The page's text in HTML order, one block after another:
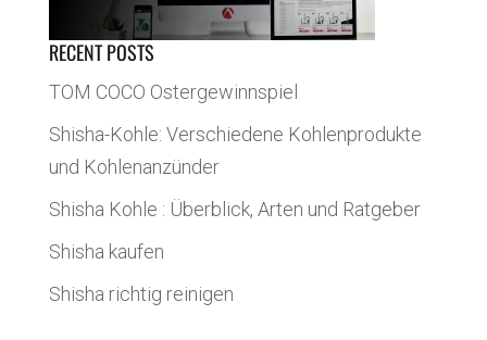
RECENT POSTS
TOM COCO Ostergewinnspiel
Shisha-Kohle: Verschiedene Kohlenprodukte
und Kohlenanzünder
Shisha Kohle : Überblick, Arten und Ratgeber
Shisha kaufen
Shisha richtig reinigen